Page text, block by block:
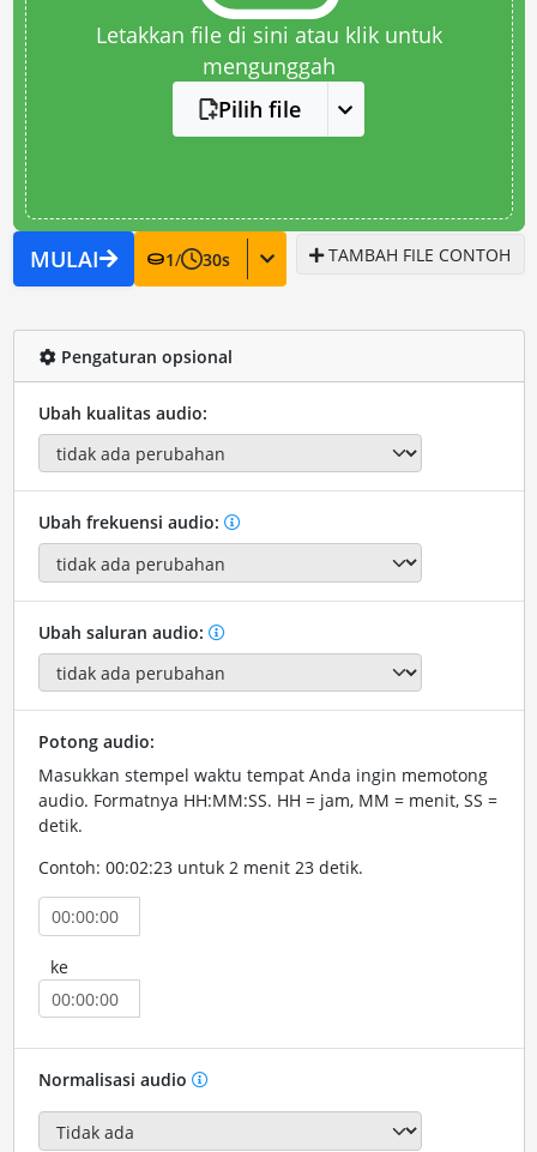
Letakkan file di sini atau klik untuk
mengunggah
Pilih file
MULAI 1/ 30s TAMBAH FILE CONTOH
Pengaturan opsional
Ubah kualitas audio:
Ubah frekuensi audio:
Ubah saluran audio:
Potong audio:
Masukkan stempel waktu tempat Anda ingin memotong
audio. Formatnya HH:MM:SS. HH = jam, MM = menit, SS =
detik.
Contoh: 00:02:23 untuk 2 menit 23 detik.
ke
Normalisasi audio